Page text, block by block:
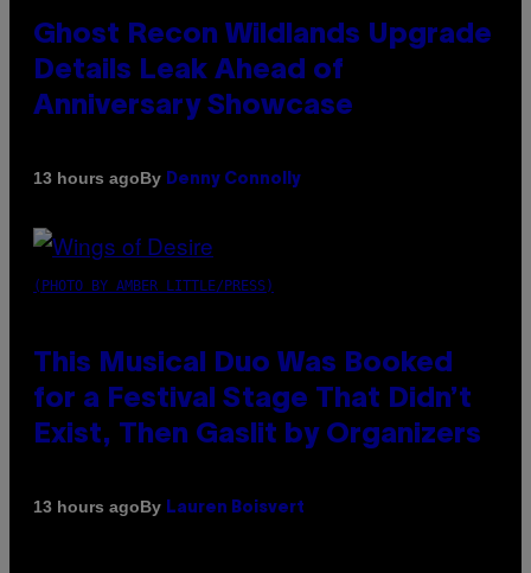
Ghost Recon Wildlands Upgrade
Details Leak Ahead of
Anniversary Showcase
13 hours agoBy Denny Connolly
(PHOTO BY AMBER LITTLE/PRESS)
This Musical Duo Was Booked
for a Festival Stage That Didn’t
Exist, Then Gaslit by Organizers
13 hours agoBy Lauren Boisvert